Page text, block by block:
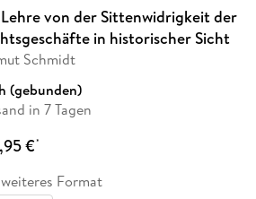
von der Sittenwidrigkeit der
in historischer Sicht
Schmidt
(gebunden)
in 7 Tagen
€*
Format